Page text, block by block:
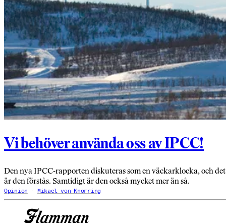
Vi behöver använda oss av IPCC!
Den nya IPCC-rapporten diskuteras som en väckarklocka, och det
är den förstås. Samtidigt är den också mycket mer än så.
Opinion Mikael von Knorring